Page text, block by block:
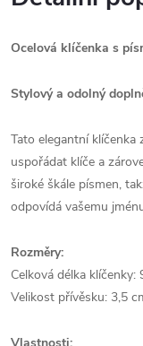
Ocelová klíčenka s
Stylový a odolný
Tato elegantní
uspořádat klíče a
široké škále písmen,
odpovídá vašemu
Rozměry:
Celková délka klíčenky:
Velikost přívěsku: 3,5